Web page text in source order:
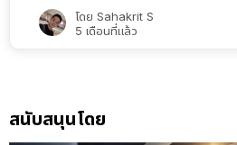
โดย Sahakrit S
5 เดือนที่แล้ว
สนับสนุนโดย